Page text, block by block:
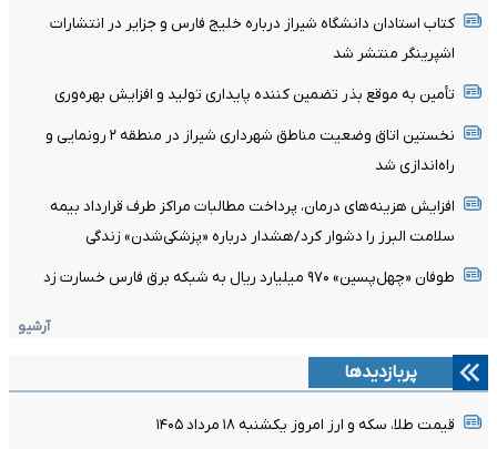
کتاب استادان دانشگاه شیراز درباره خلیج فارس و جزایر در انتشارات
اشپرینگر منتشر شد
تأمین به موقع بذر تضمین کننده پایداری تولید و افزایش بهره‌وری
نخستین اتاق وضعیت مناطق شهرداری شیراز در منطقه ۲ رونمایی و
راه‌اندازی شد
افزایش هزینه‌های درمان، پرداخت مطالبات مراکز طرف قرارداد بیمه
سلامت البرز را دشوار کرد/هشدار درباره «پزشکی‌شدن» زندگی
​طوفان «چهل‌پسین» ۹۷۰ میلیارد ریال به شبکه برق فارس خسارت زد
آرشیو
پربازدیدها
قیمت طلا، سکه و ارز امروز یکشنبه ۱۸ مرداد ۱۴۰۵